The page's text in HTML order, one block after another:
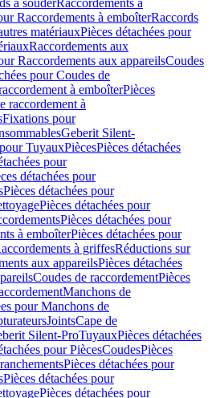
à souderRaccordements à
Raccordements à emboîterRaccords
matériauxPièces détachées pour
Raccordements aux
Raccordements aux appareilsCoudes
pour Coudes de
à emboîterPièces
raccordement à
Fixations pour
Geberit Silent-
TuyauxPiècesPièces détachées
pour
détachées pour
Pièces détachées pour
Pièces détachées pour
Pièces détachées pour
à emboîterPièces détachées pour
à griffesRéductions sur
aux appareilsPièces détachées
Coudes de raccordementPièces
Manchons de
pour Manchons de
JointsCape de
Silent-ProTuyauxPièces détachées
pour PiècesCoudesPièces
Pièces détachées pour
Pièces détachées pour
Pièces détachées pour